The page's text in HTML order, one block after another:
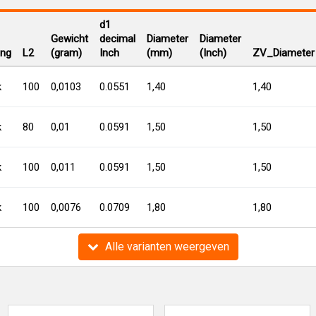
L2
Gewicht
(gram)
d1
decimal
Inch
Diameter
(mm)
Diameter
(Inch)
ZV_Diameter
100 0,0103 0.0551 1,40 1,40
80 0,01 0.0591 1,50 1,50
100 0,011 0.0591 1,50 1,50
100 0,0076 0.0709 1,80 1,80
Alle varianten weergeven